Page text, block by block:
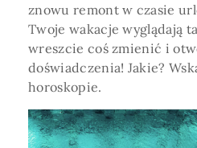
Horoskop
Horoskop Ziołowy
Horoskop Chiński 2026
Horoskop Egipski
Horoskop Słowiański
ZAPRASZAMY DO
znowu remont w czasie
Twoje wakacje wyglądają
wreszcie coś zmienić i
doświadczenia! Jakie?
horoskopie.